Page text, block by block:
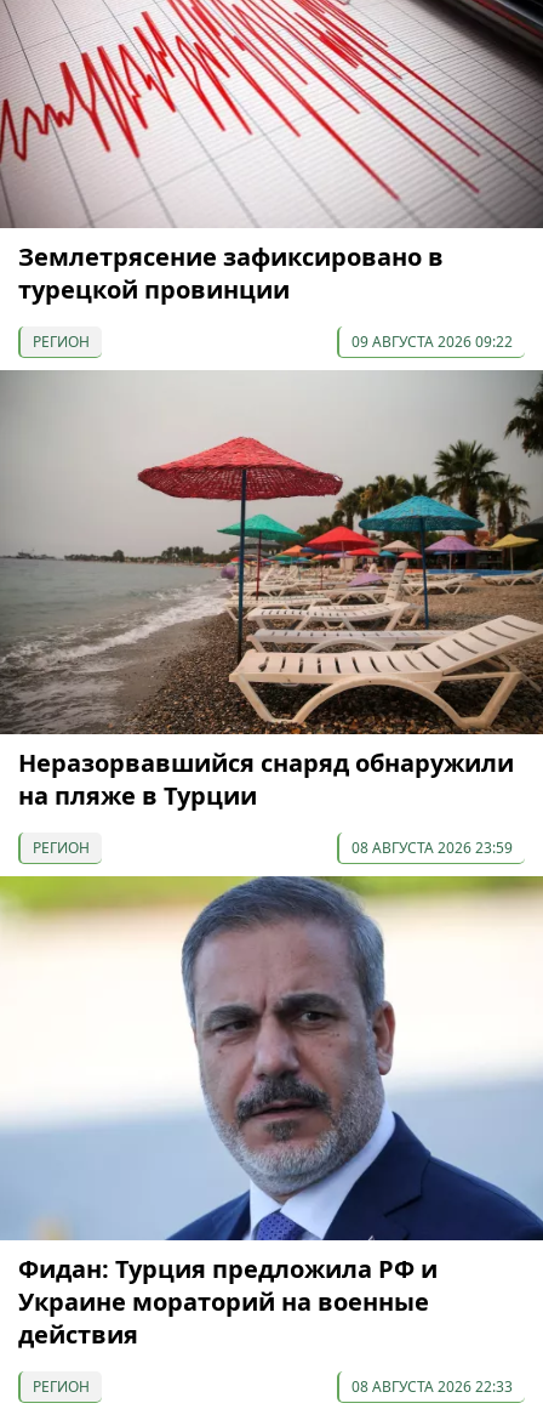
Землетрясение зафиксировано в
турецкой провинции
РЕГИОН 09 АВГУСТА 2026 09:22
Неразорвавшийся снаряд обнаружили
на пляже в Турции
РЕГИОН 08 АВГУСТА 2026 23:59
Фидан: Турция предложила РФ и
Украине мораторий на военные
действия
РЕГИОН 08 АВГУСТА 2026 22:33